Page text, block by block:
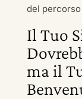
del
Il Tuo
ma il